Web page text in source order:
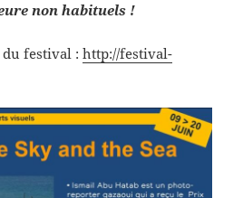
non habituels !
du festival :http://festival-